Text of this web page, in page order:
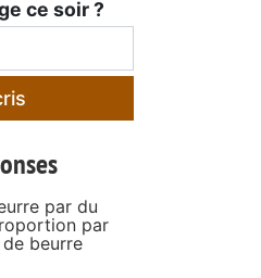
ce soir ?
par du
par
beurre